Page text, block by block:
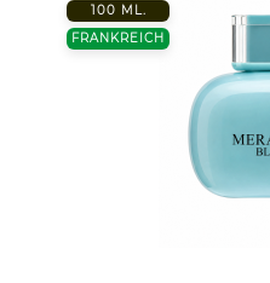
100 ML.
FRANKREICH